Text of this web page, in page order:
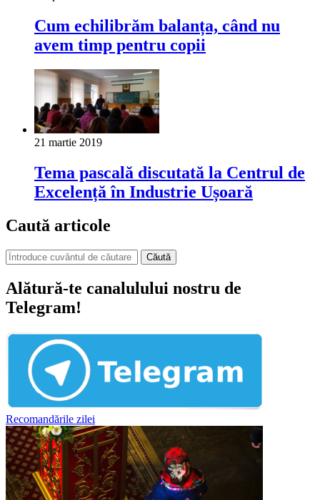
Cum echilibrăm balanța, când nu
avem timp pentru copii
21 martie 2019
Tema pascală discutată la Centrul de
Excelență în Industrie Ușoară
Caută articole
Căută
Alătură-te canalulului nostru de
Telegram!
Recomandările zilei